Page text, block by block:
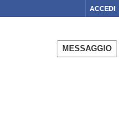
ACCEDI
MESSAGGIO